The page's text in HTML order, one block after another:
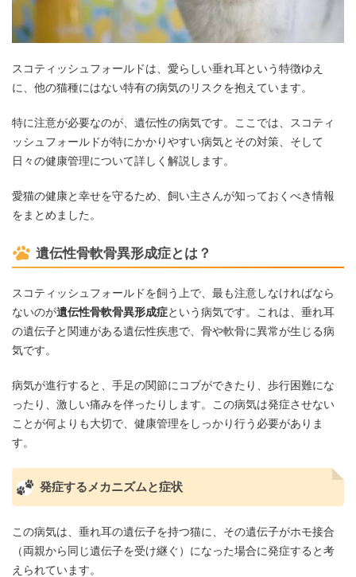
スコティッシュフォールドは、愛らしい垂れ耳という特徴ゆえ
に、他の猫種にはない特有の病気のリスクを抱えています。
特に注意が必要なのが、遺伝性の病気です。ここでは、スコティ
ッシュフォールドが特にかかりやすい病気とその対策、そして
日々の健康管理について詳しく解説します。
愛猫の健康と幸せを守るため、飼い主さんが知っておくべき情報
をまとめました。
遺伝性骨軟骨異形成症とは？
スコティッシュフォールドを飼う上で、最も注意しなければなら
ないのが遺伝性骨軟骨異形成症という病気です。これは、垂れ耳
の遺伝子と関連がある遺伝性疾患で、骨や軟骨に異常が生じる病
気です。
病気が進行すると、手足の関節にコブができたり、歩行困難にな
ったり、激しい痛みを伴ったりします。この病気は発症させない
ことが何よりも大切で、健康管理をしっかり行う必要がありま
す。
発症するメカニズムと症状
この病気は、垂れ耳の遺伝子を持つ猫に、その遺伝子がホモ接合
（両親から同じ遺伝子を受け継ぐ）になった場合に発症すると考
えられています。